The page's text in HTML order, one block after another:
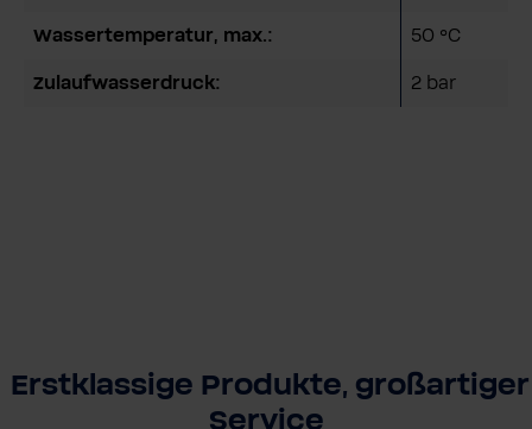
Wassertemperatur, max.: 50 °C
Zulaufwasserdruck: 2 bar
Erstklassige Produkte, großartiger
Service